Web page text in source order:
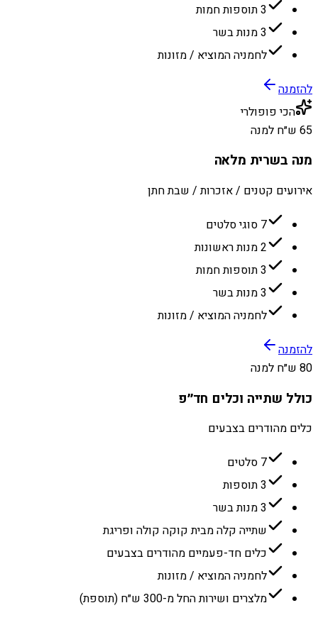
3 תוספות חמות
3 מנות בשר
לחמניה המוציא / מזונות
להזמנה
הכי פופולרי
65 ש״ח למנה
מנה בשרית מלאה
אירועים קטנים / אזכרות / שבת חתן
7 סוגי סלטים
2 מנות ראשונות
3 תוספות חמות
3 מנות בשר
לחמניה המוציא / מזונות
להזמנה
80 ש״ח למנה
כולל שתייה וכלים חד״פ
כלים מהודרים בצבעים
7 סלטים
3 תוספות
3 מנות בשר
שתייה קלה מבית קוקה קולה ופריגת
כלים חד-פעמיים מהודרים בצבעים
לחמניה המוציא / מזונות
מלצרים ושירות החל מ-300 ש״ח (תוספת)